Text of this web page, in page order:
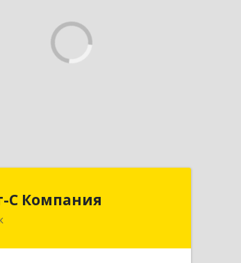
С Компания
Пензенская обл, Кузнецк г,